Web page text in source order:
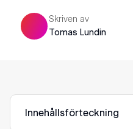
Skriven av
Tomas Lundin
Innehållsförteckning